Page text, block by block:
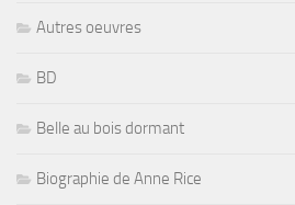
Autres oeuvres
BD
Belle au bois dormant
Biographie de Anne Rice